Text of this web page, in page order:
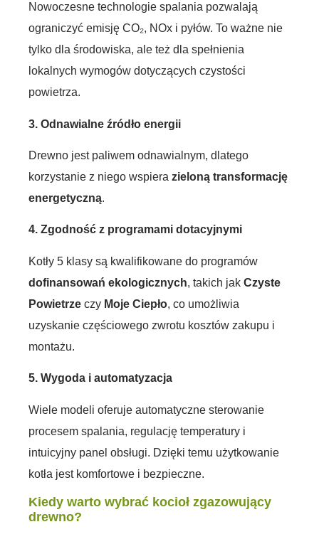
Nowoczesne technologie spalania pozwalają
ograniczyć emisję CO₂, NOx i pyłów. To ważne nie
tylko dla środowiska, ale też dla spełnienia
lokalnych wymogów dotyczących czystości
powietrza.
3. Odnawialne źródło energii
Drewno jest paliwem odnawialnym, dlatego
korzystanie z niego wspiera zieloną transformację
energetyczną.
4. Zgodność z programami dotacyjnymi
Kotły 5 klasy są kwalifikowane do programów
dofinansowań ekologicznych, takich jak Czyste
Powietrze czy Moje Ciepło, co umożliwia
uzyskanie częściowego zwrotu kosztów zakupu i
montażu.
5. Wygoda i automatyzacja
Wiele modeli oferuje automatyczne sterowanie
procesem spalania, regulację temperatury i
intuicyjny panel obsługi. Dzięki temu użytkowanie
kotła jest komfortowe i bezpieczne.
Kiedy warto wybrać kocioł zgazowujący
drewno?